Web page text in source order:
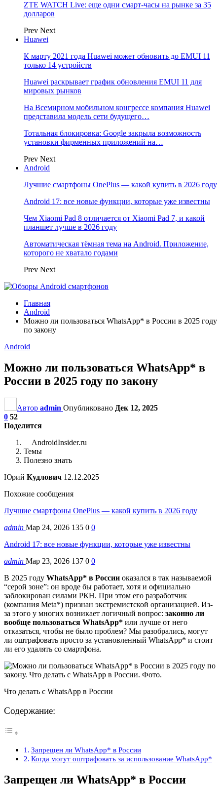
ZTE WATCH Live: еще одни смарт-часы на рынке за 35
долларов
Prev Next
Huawei
К марту 2021 года Huawei может обновить до EMUI 11
только 14 устройств
Huawei раскрывает график обновления EMUI 11 для
мировых рынков
На Всемирном мобильном конгрессе компания Huawei
представила модель сети будущего…
Тотальная блокировка: Google закрыла возможность
установки фирменных приложений на…
Prev Next
Android
Лучшие смартфоны OnePlus — какой купить в 2026 году
Android 17: все новые функции, которые уже известны
Чем Xiaomi Pad 8 отличается от Xiaomi Pad 7, и какой
планшет лучше в 2026 году
Автоматическая тёмная тема на Android. Приложение,
которого не хватало годами
Prev Next
Главная
Android
Можно ли пользоваться WhatsApp* в России в 2025 году
по закону
Android
Можно ли пользоваться WhatsApp* в
России в 2025 году по закону
Автор admin Опубликовано Дек 12, 2025
0 52
Поделится
AndroidInsider.ru
Темы
Полезно знать
Юрий Кудлович 12.12.2025
Похожие сообщения
Лучшие смартфоны OnePlus — какой купить в 2026 году
admin Мар 24, 2026 135 0 0
Android 17: все новые функции, которые уже известны
admin Мар 23, 2026 137 0 0
В 2025 году WhatsApp* в России оказался в так называемой
“серой зоне”: он вроде бы работает, хотя и официально
заблокирован силами РКН. При этом его разработчик
(компания Meta*) признан экстремистской организацией. Из-
за этого у многих возникает логичный вопрос: законно ли
вообще пользоваться WhatsApp* или лучше от него
отказаться, чтобы не было проблем? Мы разобрались, могут
ли оштрафовать просто за установленный WhatsApp* и стоит
ли его удалять со смартфона.
Что делать с WhatsApp в России
Содержание:
Запрещен ли WhatsApp* в России
Когда могут оштрафовать за использование WhatsApp*
Запрещен ли WhatsApp* в России